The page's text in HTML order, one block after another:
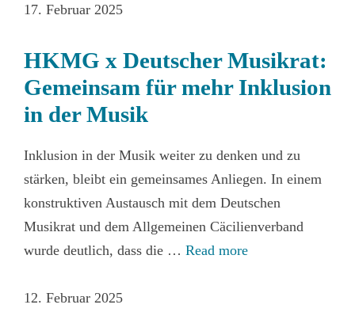
17. Februar 2025
HKMG x Deutscher Musikrat:
Gemeinsam für mehr Inklusion
in der Musik
Inklusion in der Musik weiter zu denken und zu
stärken, bleibt ein gemeinsames Anliegen. In einem
konstruktiven Austausch mit dem Deutschen
Musikrat und dem Allgemeinen Cäcilienverband
wurde deutlich, dass die … Read more
12. Februar 2025